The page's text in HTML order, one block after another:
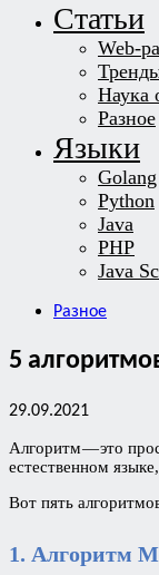
Статьи
Web-
Наука
Разное
Языки
Golang
Python
Java
PHP
Java
Разное
5
29.09.2021
Алгоритм — это
естественном
Вот пять
1. Алгоритм